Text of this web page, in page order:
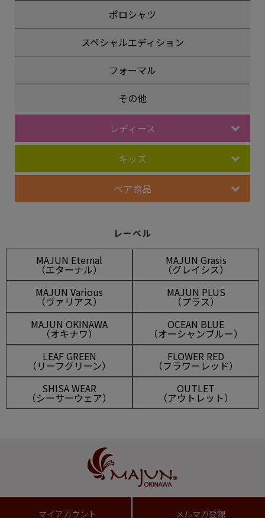
ポロシャツ
スペシャルエディション
フォーマル
その他
レディース
キッズ
ペア商品
レーベル
MAJUN Eternal
（エターナル）
MAJUN Grasis
（グレイシス）
MAJUN Various
（ヴァリアス）
MAJUN PLUS
（プラス）
MAJUN OKINAWA
（オキナワ）
OCEAN BLUE
（オーシャンブルー）
LEAF GREEN
（リーフグリーン）
FLOWER RED
（フラワーレッド）
SHISA WEAR
（シーサーウェア）
OUTLET
（アウトレット）
マイアカウント メルマガ登録